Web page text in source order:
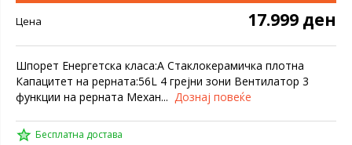
Цена 17.999 ден
Шпорет Eнергетска класа:А Стаклокерамичка плотна
Капацитет на рерната:56L 4 грејни зони Вентилатор 3
функции на рерната Механ... Дознај повеќе
Бесплатна достава